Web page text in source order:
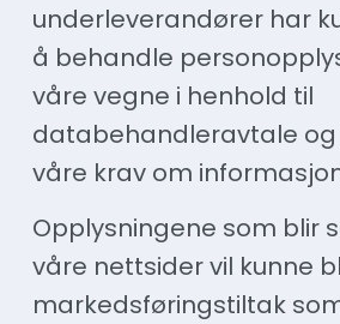
underleverandører har
å behandle
våre vegne i henhold til
databehandleravtale og
våre krav om
Opplysningene som blir
våre nettsider vil kunne
markedsføringstiltak